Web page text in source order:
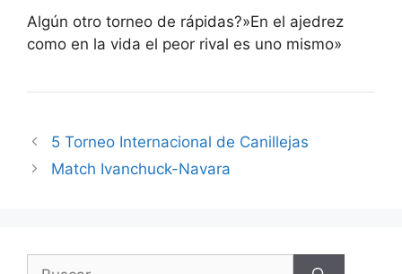
Algún otro torneo de rápidas?»En el ajedrez
como en la vida el peor rival es uno mismo»
5 Torneo Internacional de Canillejas
Match Ivanchuck-Navara
Buscar: